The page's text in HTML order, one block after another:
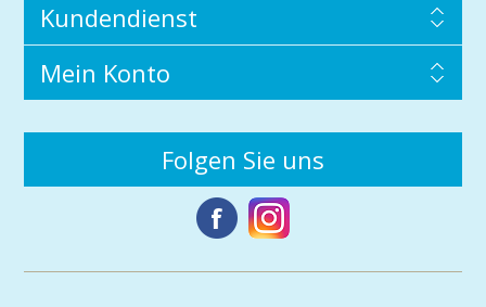
Kundendienst
Mein Konto
Folgen Sie uns